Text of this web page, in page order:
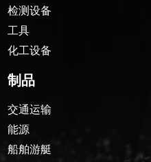
检测设备
工具
化工设备
制品
交通运输
能源
船舶游艇